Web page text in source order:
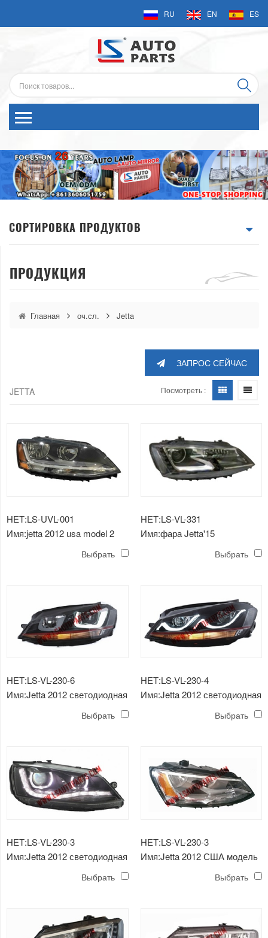
RU EN ES
СОРТИРОВКА ПРОДУКТОВ
ПРОДУКЦИЯ
Главная оч.сл. Jetta
ЗАПРОС СЕЙЧАС
JETTA Посмотреть :
НЕТ:LS-UVL-001
Имя:jetta 2012 usa model 2
Выбрать
НЕТ:LS-VL-331
Имя:фара Jetta'15
Выбрать
НЕТ:LS-VL-230-6
Имя:Jetta 2012 светодиодная
головная лампа D2H спрятал
Выбрать
НЕТ:LS-VL-230-4
Имя:Jetta 2012 светодиодная
Выбрать
НЕТ:LS-VL-230-3
Имя:Jetta 2012 светодиодная
Выбрать
НЕТ:LS-VL-230-3
Имя:Jetta 2012 США модель
Выбрать